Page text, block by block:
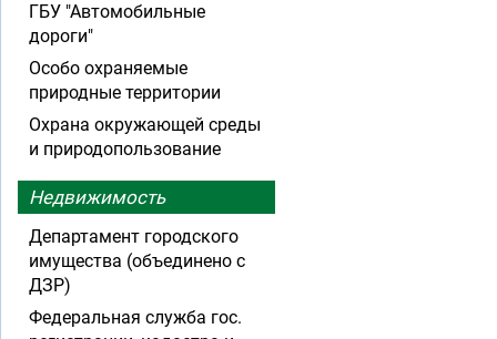
ГБУ "Автомобильные
дороги"
Особо охраняемые
природные территории
Охрана окружающей среды
и природопользование
Недвижимость
Департамент городского
имущества (объединено с
ДЗР)
Федеральная служба гос.